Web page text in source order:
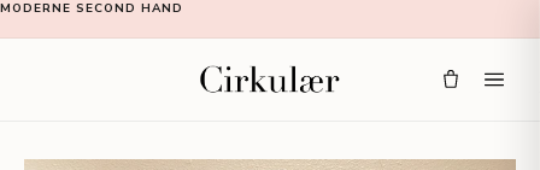
MODERNE SECOND HAND